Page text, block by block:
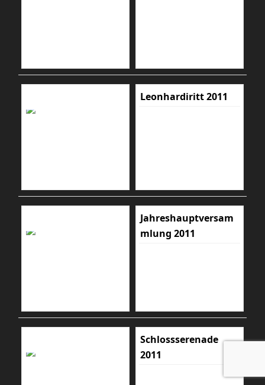
Leonhardiritt 2011
Jahreshauptversam
mlung 2011
Schlossserenade
2011